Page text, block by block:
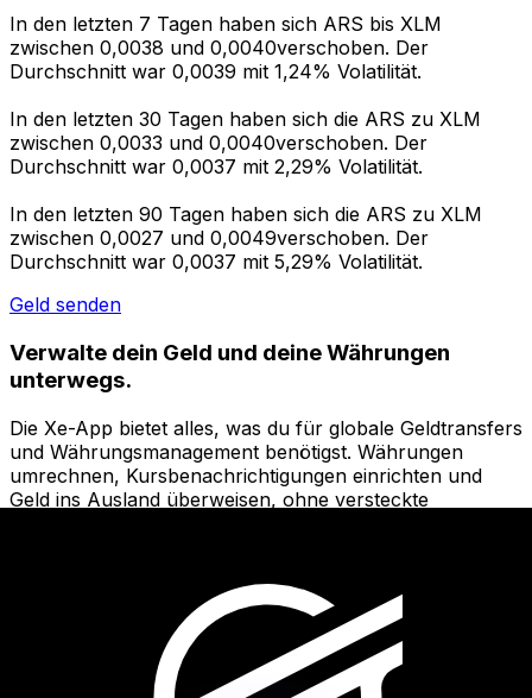
In den letzten 7 Tagen haben sich ARS bis XLM
zwischen 0,0038 und 0,0040verschoben. Der
Durchschnitt war 0,0039 mit 1,24% Volatilität.
In den letzten 30 Tagen haben sich die ARS zu XLM
zwischen 0,0033 und 0,0040verschoben. Der
Durchschnitt war 0,0037 mit 2,29% Volatilität.
In den letzten 90 Tagen haben sich die ARS zu XLM
zwischen 0,0027 und 0,0049verschoben. Der
Durchschnitt war 0,0037 mit 5,29% Volatilität.
Geld senden
Verwalte dein Geld und deine Währungen
unterwegs.
Die Xe-App bietet alles, was du für globale Geldtransfers
und Währungsmanagement benötigst. Währungen
umrechnen, Kursbenachrichtigungen einrichten und
Geld ins Ausland überweisen, ohne versteckte